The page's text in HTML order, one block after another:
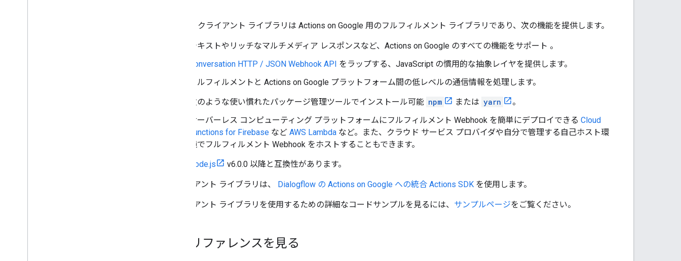
Node.js クライアント ライブラリは Actions on Google 用のフルフィルメント ライブラリであり、次の機能を提供します。
テキストやリッチなマルチメディア レスポンスなど、Actions on Google のすべての機能をサポート 。
Conversation HTTP / JSON Webhook API をラップする、JavaScript の慣用的な抽象レイヤを提供します。
フルフィルメントと Actions on Google プラットフォーム間の低レベルの通信情報を処理します。
次のような使い慣れたパッケージ管理ツールでインストール可能 npm または yarn
。
サーバーレス コンピューティング プラットフォームにフルフィルメント Webhook を簡単にデプロイできる Cloud
Functions for Firebase など AWS Lambda など。また、クラウド サービス プロバイダや自分で管理する自己ホスト環
境でフルフィルメント Webhook をホストすることもできます。
Node.js v6.0.0 以降と互換性があります。
クライアント ライブラリは、 Dialogflow の Actions on Google への統合 Actions SDK を使用します。
クライアント ライブラリを使用するための詳細なコードサンプルを見るには、 サンプルページをご覧ください。
API リファレンスを見る